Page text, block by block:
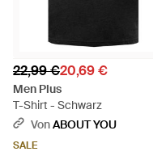
22,99 €20,69 €
Men Plus
T-Shirt - Schwarz
VonABOUT YOU
SALE